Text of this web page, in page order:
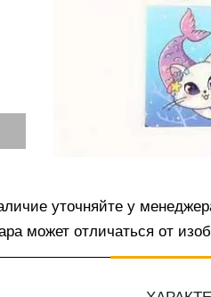
уточняйте у
может отличаться от